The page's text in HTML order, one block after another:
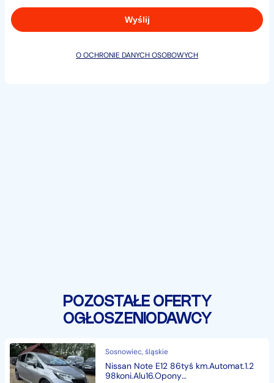
O OCHRONIE DANYCH OSOBOWYCH
POZOSTAŁE OFERTY
OGŁOSZENIODAWCY
Sosnowiec, śląskie
Nissan Note E12 86tyś km.Automat.1.2
98koni.Alu16.Opony